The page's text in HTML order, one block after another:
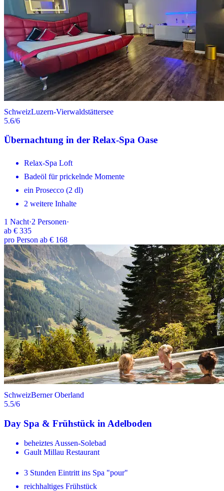
SchweizLuzern-Vierwaldstättersee
5.6/6
Übernachtung in der Relax-Spa Oase
Relax-Spa Loft
Badeöl für prickelnde Momente
ein Prosecco (2 dl)
2 weitere Inhalte
1 Nacht·2 Personen·
ab € 335
pro Person ab € 168
SchweizBerner Oberland
5.5/6
Day Spa & Frühstück in Adelboden
beheiztes Aussen-Solebad
Gault Millau Restaurant
3 Stunden Eintritt ins Spa "pour"
reichhaltiges Frühstück